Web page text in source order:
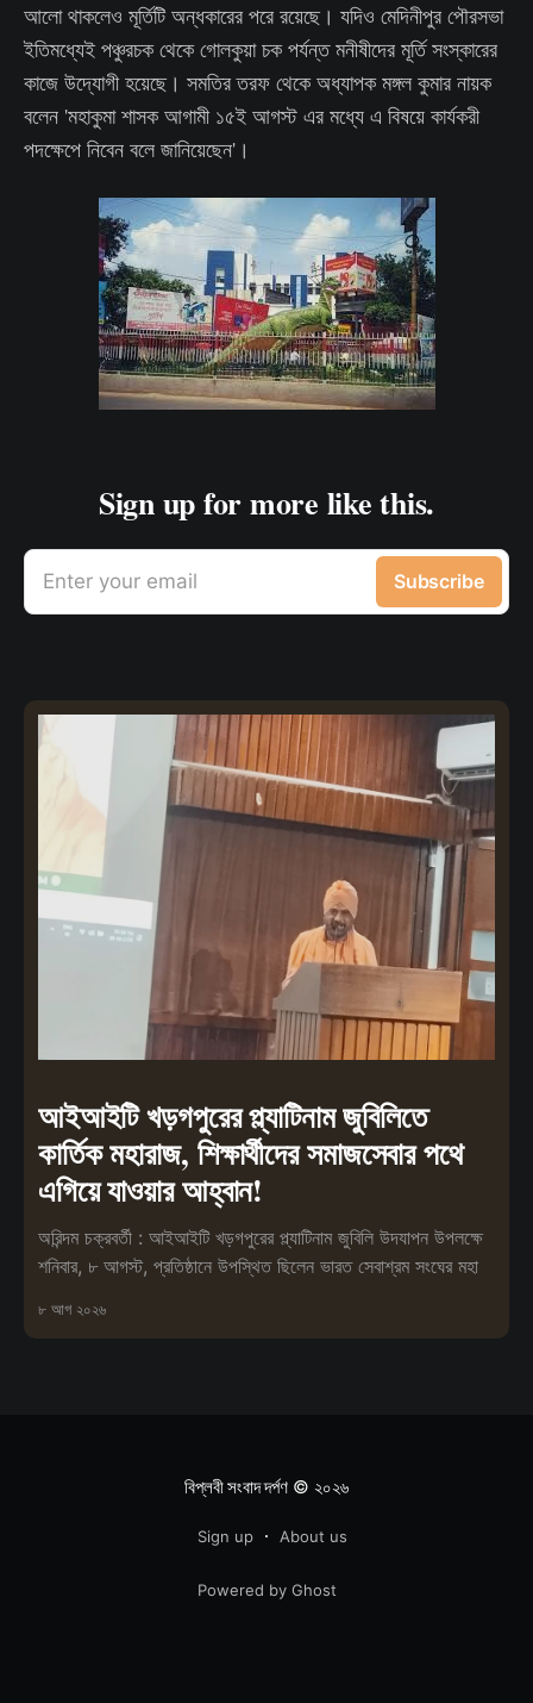
আলো থাকলেও মূর্তিটি অন্ধকারের পরে রয়েছে। যদিও মেদিনীপুর পৌরসভা
ইতিমধ্যেই পঞ্চুরচক থেকে গোলকুয়া চক পর্যন্ত মনীষীদের মূর্তি সংস্কারের
কাজে উদ্যোগী হয়েছে। সমতির তরফ থেকে অধ্যাপক মঙ্গল কুমার নায়ক
বলেন 'মহাকুমা শাসক আগামী ১৫ই আগস্ট এর মধ্যে এ বিষয়ে কার্যকরী
পদক্ষেপে নিবেন বলে জানিয়েছেন'।
Sign up for more like this.
Enter your email Subscribe
আইআইটি খড়গপুরের প্ল্যাটিনাম জুবিলিতে
কার্তিক মহারাজ, শিক্ষার্থীদের সমাজসেবার পথে
এগিয়ে যাওয়ার আহ্বান!
অরিন্দম চক্রবর্তী : আইআইটি খড়গপুরের প্ল্যাটিনাম জুবিলি উদযাপন উপলক্ষে
শনিবার, ৮ আগস্ট, প্রতিষ্ঠানে উপস্থিত ছিলেন ভারত সেবাশ্রম সংঘের মহা
৮ আগ ২০২৬
বিপ্লবী সংবাদ দর্পণ© ২০২৬
Sign up About us
Powered by Ghost